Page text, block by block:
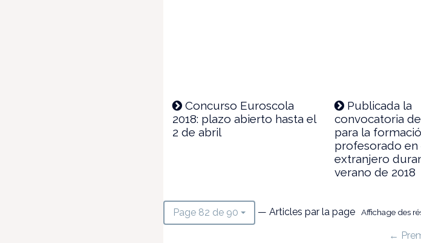
Concurso Euroscola
2018: plazo abierto hasta el
2 de abril
Publicada la
convocatoria
para la
profesorado en
extranjero
verano de 2018
Page 82 de 90 — Articles par la page Affichage des
←